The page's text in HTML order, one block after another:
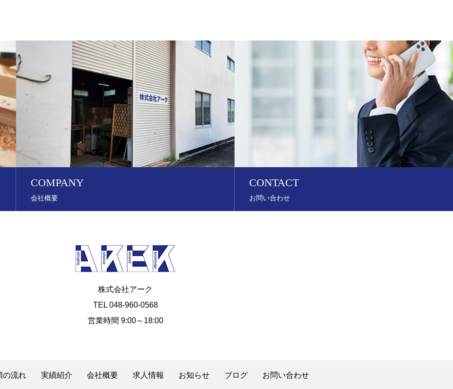
COMPANY
会社概要
CONTACT
お問い合わせ
株式会社アーク
TEL 048-960-0568
営業時間 9:00～18:00
の流れ 実績紹介 会社概要 求人情報 お知らせ ブログ お問い合わせ